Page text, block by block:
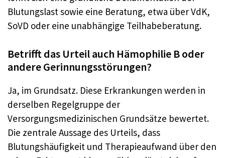
Blutungslast sowie eine Beratung, etwa über VdK,
SoVD oder eine unabhängige Teilhabeberatung.
Betrifft das Urteil auch Hämophilie B oder
andere Gerinnungsstörungen?
Ja, im Grundsatz. Diese Erkrankungen werden in
derselben Regelgruppe der
Versorgungsmedizinischen Grundsätze bewertet.
Die zentrale Aussage des Urteils, dass
Blutungshäufigkeit und Therapieaufwand über den